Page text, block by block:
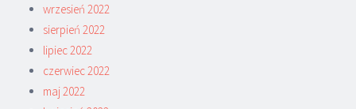
wrzesień 2022
sierpień 2022
lipiec 2022
czerwiec 2022
maj 2022